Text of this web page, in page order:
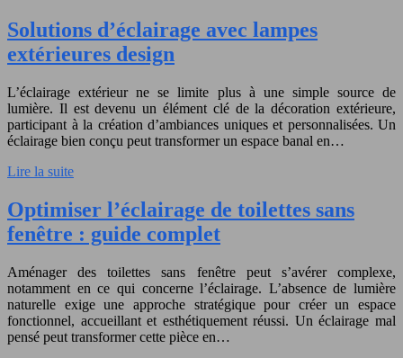
Solutions d’éclairage avec lampes
extérieures design
L’éclairage extérieur ne se limite plus à une simple source de
lumière. Il est devenu un élément clé de la décoration extérieure,
participant à la création d’ambiances uniques et personnalisées. Un
éclairage bien conçu peut transformer un espace banal en…
Lire la suite
Optimiser l’éclairage de toilettes sans
fenêtre : guide complet
Aménager des toilettes sans fenêtre peut s’avérer complexe,
notamment en ce qui concerne l’éclairage. L’absence de lumière
naturelle exige une approche stratégique pour créer un espace
fonctionnel, accueillant et esthétiquement réussi. Un éclairage mal
pensé peut transformer cette pièce en…